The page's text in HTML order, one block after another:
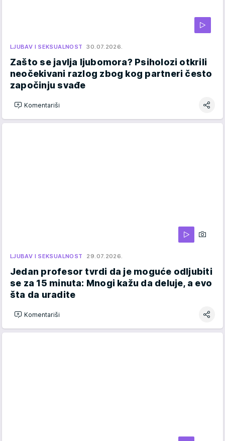
LJUBAV I SEKSUALNOST 30.07.2026.
Zašto se javlja ljubomora? Psiholozi otkrili
neočekivani razlog zbog kog partneri često
započinju svađe
Komentariši
LJUBAV I SEKSUALNOST 29.07.2026.
Jedan profesor tvrdi da je moguće odljubiti
se za 15 minuta: Mnogi kažu da deluje, a evo
šta da uradite
Komentariši